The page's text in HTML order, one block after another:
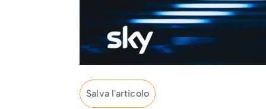
Salva l'articolo